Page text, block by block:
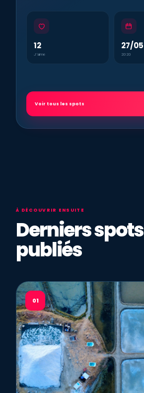
12
J’aime
27/05
2020
Voir tous les spots
À DÉCOUVRIR ENSUITE
Derniers spots
publiés
01